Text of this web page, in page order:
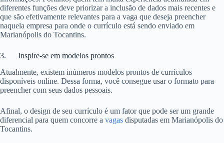
diferentes funções deve priorizar a inclusão de dados mais recentes e
que são efetivamente relevantes para a vaga que deseja preencher
naquela empresa para onde o currículo está sendo enviado em
Marianópolis do Tocantins.
3. Inspire-se em modelos prontos
Atualmente, existem inúmeros modelos prontos de currículos
disponíveis online. Dessa forma, você consegue usar o formato para
preencher com seus dados pessoais.
Afinal, o design de seu currículo é um fator que pode ser um grande
diferencial para quem concorre a vagas disputadas em Marianópolis do
Tocantins.